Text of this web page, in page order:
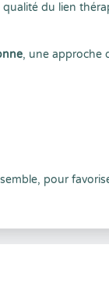
qualité du lien
, une approche
pour